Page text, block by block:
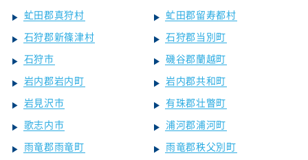
虻田郡真狩村
虻田郡留寿都村
石狩郡新篠津村
石狩郡当別町
石狩市
磯谷郡蘭越町
岩内郡岩内町
岩内郡共和町
岩見沢市
有珠郡壮瞥町
歌志内市
浦河郡浦河町
雨竜郡雨竜町
雨竜郡秩父別町